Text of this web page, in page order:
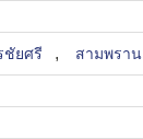
ชัยศรี , สามพราน